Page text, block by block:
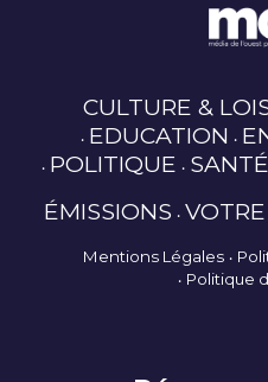
CULTURE &
EDUCATION
POLITIQUE SANTÉ
ÉMISSIONS
Mentions Légales
Politique